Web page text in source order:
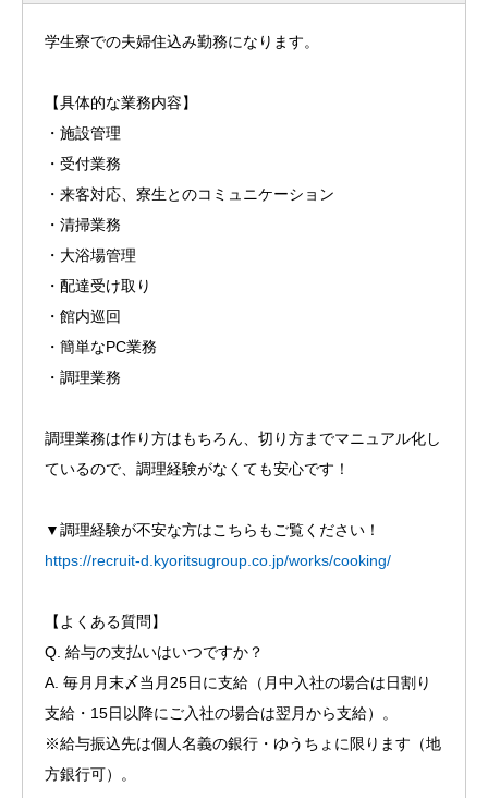
学生寮での夫婦住込み勤務になります。
【具体的な業務内容】
・施設管理
・受付業務
・来客対応、寮生とのコミュニケーション
・清掃業務
・大浴場管理
・配達受け取り
・館内巡回
・簡単なPC業務
・調理業務
調理業務は作り方はもちろん、切り方までマニュアル化し
ているので、調理経験がなくても安心です！
▼調理経験が不安な方はこちらもご覧ください！
https://recruit-d.kyoritsugroup.co.jp/works/cooking/
【よくある質問】
Q. 給与の支払いはいつですか？
A. 毎月月末〆当月25日に支給（月中入社の場合は日割り
支給・15日以降にご入社の場合は翌月から支給）。
※給与振込先は個人名義の銀行・ゆうちょに限ります（地
方銀行可）。